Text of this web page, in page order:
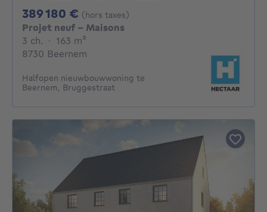
389 180 € 389180€
(hors taxes)
Projet neuf - Maisons
3 ch. 3 chambres
· 163 m²
8730 Beernem
Halfopen nieuwbouwwoning te
Beernem, Bruggestraat